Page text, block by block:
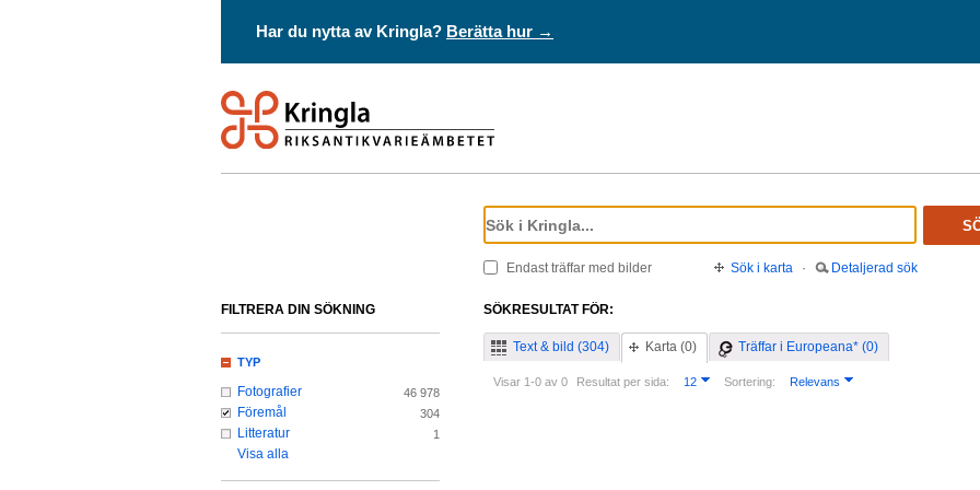
Har du nytta av Kringla? Berätta hur →
Endast träffar med bilder Sök i karta · Detaljerad sök
SÖKRESULTAT FÖR:
Text & bild (304) Karta (0) Träffar i Europeana* (0)
Visar 1-0 av 0 Resultat per sida: 12 Sortering: Relevans
FILTRERA DIN SÖKNING
TYP
Fotografier 46 978
Föremål 304
Litteratur 1
Visa alla